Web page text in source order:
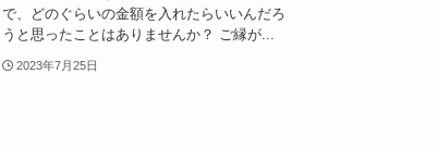
で、どのぐらいの金額を入れたらいいんだろ
うと思ったことはありませんか？ ご縁が...
2023年7月25日